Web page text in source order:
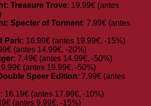
Treasure Trove: 19.99€ (antes
Specter of Torment: 7.99€ (antes
Park: 16.99€ (antes 19.99€, -15%)
(antes 14.99€, -20%)
: 7.49€ (antes 14.99€, -50%)
9.99€ (antes 19.99€, -50%)
Speer Edition: 7.99€ (antes
: 16.19€ (antes 17.99€, -10%)
(antes 9.99€, -15%)